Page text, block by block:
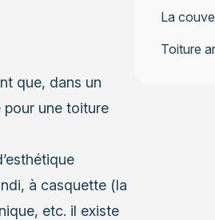
que, dans un
une toiture
à casquette (la
etc. il existe
La
Toiture